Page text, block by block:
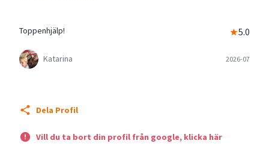
Toppenhjälp! 5.0
Katarina 2026-07
Dela Profil
Vill du ta bort din profil från google, klicka här